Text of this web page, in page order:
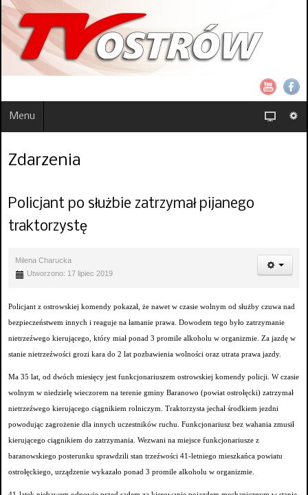
Menu
Zdarzenia
Policjant po służbie zatrzymał pijanego
traktorzystę
Milena Charucka
Utworzono: 17 lipiec 2019
Policjant z ostrowskiej komendy pokazał, że nawet w czasie wolnym od służby czuwa nad
bezpieczeństwem innych i reaguje na łamanie prawa. Dowodem tego było zatrzymanie
nietrzeźwego kierującego, który miał ponad 3 promile alkoholu w organizmie. Za jazdę w
stanie nietrzeźwości grozi kara do 2 lat pozbawienia wolności oraz utrata prawa jazdy.
Ma 35 lat, od dwóch miesięcy jest funkcjonariuszem ostrowskiej komendy policji. W czasie
wolnym w niedzielę wieczorem na terenie gminy Baranowo (powiat ostrołęcki) zatrzymał
nietrzeźwego kierującego ciągnikiem rolniczym. Traktorzysta jechał środkiem jezdni
powodując zagrożenie dla innych uczestników ruchu. Funkcjonariusz bez wahania zmusił
kierującego ciągnikiem do zatrzymania. Wezwani na miejsce funkcjonariusze z
baranowskiego posterunku sprawdzili stan trzeźwości 41-letniego mieszkańca powiatu
ostrołęckiego, urządzenie wykazało ponad 3 promile alkoholu w organizmie.